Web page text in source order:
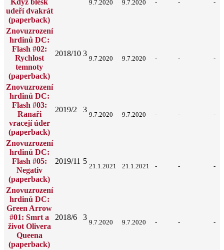
udeří dvakrát
(paperback)
9.7.2020 9.7.2020 - - -
Znovuzrození
hrdinů DC:
Flash #02:
Rychlost
temnoty
(paperback)
2018/10 3
9.7.2020 9.7.2020 - - -
Znovuzrození
hrdinů DC:
Flash #03:
Ranaři
vracejí úder
(paperback)
2019/2 3
9.7.2020 9.7.2020 - - -
Znovuzrození
hrdinů DC:
Flash #05:
Negativ
(paperback)
2019/11 5
21.1.2021 21.1.2021 - - -
Znovuzrození
hrdinů DC:
Green Arrow
#01: Smrt a
život Olivera
Queena
(paperback)
2018/6 3
9.7.2020 9.7.2020 - - -